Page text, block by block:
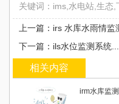
关键词：ims,水电站,生态
上一篇：irs 水库水雨情监
下一篇：ils水位监测系统...
相关内容
irm水库监